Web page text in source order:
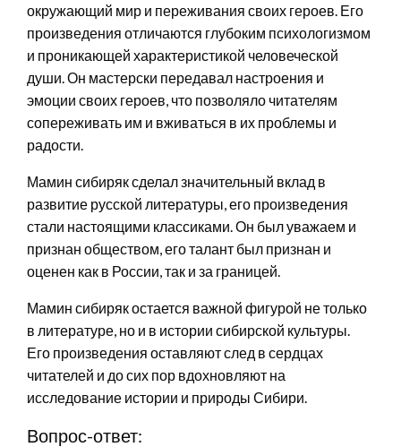
окружающий мир и переживания своих героев. Его
произведения отличаются глубоким психологизмом
и проникающей характеристикой человеческой
души. Он мастерски передавал настроения и
эмоции своих героев, что позволяло читателям
сопереживать им и вживаться в их проблемы и
радости.
Мамин сибиряк сделал значительный вклад в
развитие русской литературы, его произведения
стали настоящими классиками. Он был уважаем и
признан обществом, его талант был признан и
оценен как в России, так и за границей.
Мамин сибиряк остается важной фигурой не только
в литературе, но и в истории сибирской культуры.
Его произведения оставляют след в сердцах
читателей и до сих пор вдохновляют на
исследование истории и природы Сибири.
Вопрос-ответ: